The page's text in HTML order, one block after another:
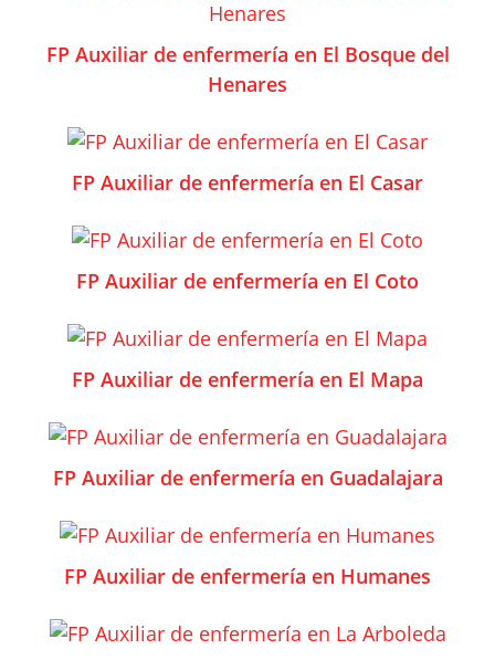
FP Auxiliar de enfermería en El Bosque del
Henares
FP Auxiliar de enfermería en El Casar
FP Auxiliar de enfermería en El Coto
FP Auxiliar de enfermería en El Mapa
FP Auxiliar de enfermería en Guadalajara
FP Auxiliar de enfermería en Humanes